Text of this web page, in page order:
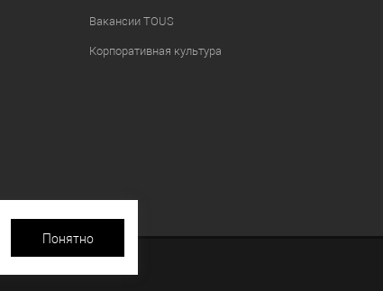
Вакансии TOUS
Корпоративная культура
Понятно